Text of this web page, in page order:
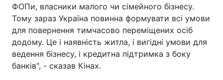
ФОПи, власники малого чи сімейного бізнесу.
Тому зараз Україна повинна формувати всі умови
для повернення тимчасово переміщених осіб
додому. Це і наявність житла, і вигідні умови для
ведення бізнесу, і кредитна підтримка з боку
банків", - сказав Кінах.